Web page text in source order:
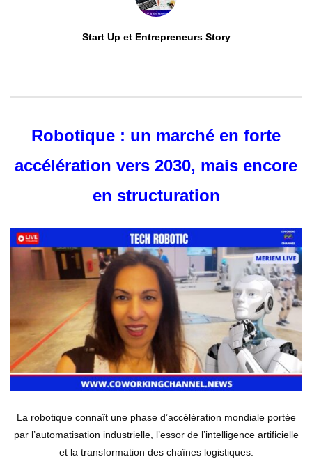
Start Up et Entrepreneurs Story
Robotique : un marché en forte
accélération vers 2030, mais encore
en structuration
La robotique connaît une phase d’accélération mondiale portée
par l’automatisation industrielle, l’essor de l’intelligence artificielle
et la transformation des chaînes logistiques.